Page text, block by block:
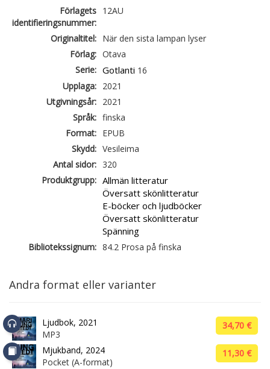
Förlagets
identifieringsnummer:
12AU
Originaltitel: När den sista lampan lyser
Förlag: Otava
Serie: Gotlanti 16
Upplaga: 2021
Utgivningsår: 2021
Språk: finska
Format: EPUB
Skydd: Vesileima
Antal sidor: 320
Produktgrupp: Allmän litteratur
Översatt skönlitteratur
E-böcker och ljudböcker
Översatt skönlitteratur
Spänning
Bibliotekssignum: 84.2 Prosa på finska
Andra format eller varianter
Ljudbok, 2021
MP3
34,70 €
Mjukband, 2024
Pocket (A-format)
11,30 €